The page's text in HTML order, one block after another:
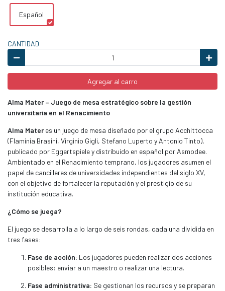
Español
CANTIDAD
Agregar al carro
Alma Mater – Juego de mesa estratégico sobre la gestión
universitaria en el Renacimiento
Alma Materes un juego de mesa diseñado por el grupo Acchittocca
(Flaminia Brasini, Virginio Gigli, Stefano Luperto y Antonio Tinto),
publicado por Eggertspiele y distribuido en español por Asmodee.
Ambientado en el Renacimiento temprano, los jugadores asumen el
papel de cancilleres de universidades independientes del siglo XV,
con el objetivo de fortalecer la reputación y el prestigio de su
institución educativa.
¿Cómo se juega?
El juego se desarrolla a lo largo de seis rondas, cada una dividida en
tres fases:
Fase de acción: Los jugadores pueden realizar dos acciones
posibles: enviar a un maestro o realizar una lectura.
Fase administrativa: Se gestionan los recursos y se preparan